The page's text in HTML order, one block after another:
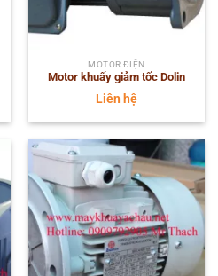
MOTOR ĐIỆN
Motor khuấy giảm tốc Dolin
Liên hệ